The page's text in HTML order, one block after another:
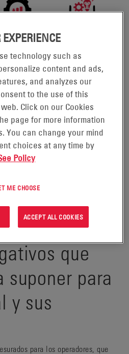
la productividad y la
haciendo el mejor uso del
También entendemos que
inteligentes que hagan rendir
la mayoría de los
flotas y operaciones
o se empeñan en
en los
que
suponer para
y sus
para los operadores, que
technology such as
content and ads,
and analyzes our
to the use of this
Click on our Cookies
page for more information
You can change your mind
choices at any time by
Policy
ME CHOOSE
ACCEPT ALL COOKIES